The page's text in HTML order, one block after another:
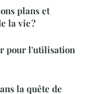
plans et
la vie ?
pour l'utilisation
la quête de